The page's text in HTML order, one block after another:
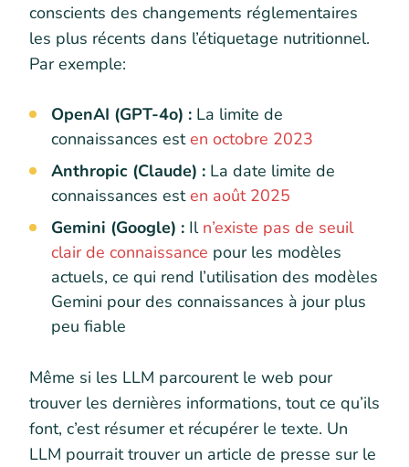
conscients des changements réglementaires
les plus récents dans l’étiquetage nutritionnel.
Par exemple:
OpenAI (GPT-4o) : La limite de
connaissances esten octobre 2023
Anthropic (Claude) : La date limite de
connaissances esten août 2025
Gemini (Google) : Il n’existe pas de seuil
clair de connaissance pour les modèles
actuels, ce qui rend l’utilisation des modèles
Gemini pour des connaissances à jour plus
peu fiable
Même si les LLM parcourent le web pour
trouver les dernières informations, tout ce qu’ils
font, c’est résumer et récupérer le texte. Un
LLM pourrait trouver un article de presse sur le